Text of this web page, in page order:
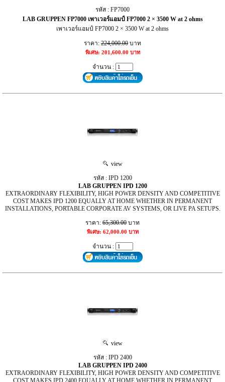
รหัส : FP7000
LAB GRUPPEN FP7000 เพาเวอร์แอมป์ FP7000 2 × 3500 W at 2 ohms
เพาเวอร์แอมป์ FP7000 2 × 3500 W at 2 ohms
ราคา: 224,000.00 บาท
พิเศษ: 201,600.00 บาท
จำนวน :
view
รหัส : IPD 1200
LAB GRUPPEN IPD 1200
EXTRAORDINARY FLEXIBILITY, HIGH POWER DENSITY AND COMPETITIVE
COST MAKES IPD 1200 EQUALLY AT HOME WHETHER IN PERMANENT
INSTALLATIONS, PORTABLE CORPORATE AV SYSTEMS, OR LIVE PA SETUPS.
ราคา: 65,300.00 บาท
พิเศษ: 62,000.00 บาท
จำนวน :
view
รหัส : IPD 2400
LAB GRUPPEN IPD 2400
EXTRAORDINARY FLEXIBILITY, HIGH POWER DENSITY AND COMPETITIVE